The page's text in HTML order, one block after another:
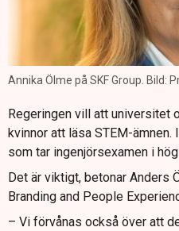
Annika Ölme på SKF Group. Bild:
Regeringen vill att universitet
kvinnor att läsa STEM-
som tar ingenjörsexamen i
Det är viktigt, betonar Anders
Branding and People
– Vi förvånas också över att